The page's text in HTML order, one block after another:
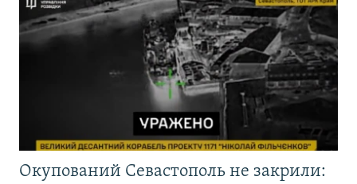
Окупований Севастополь не закрили: